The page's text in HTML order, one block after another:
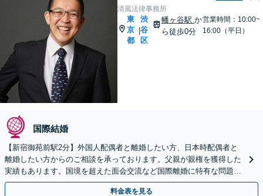
清風法律事務所
東
京
都
|
渋
谷
区
幡ヶ谷駅 か
ら徒歩0分
営業時間：10:00~
16:00（平日）
国際結婚
【新宿御苑前駅2分】外国人配偶者と離婚したい方、日本時配偶者と
離婚したい方からのご相談を承っております。父親が親権を獲得した
実績もあります。国境を超えた面会交流など国際離婚に特有な問題に
も丁寧に対応します。【初回相談無料】【WEB面談可】
料金表を見る